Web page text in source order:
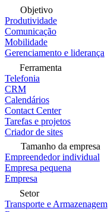
Objetivo
Produtividade
Comunicação
Mobilidade
Gerenciamento e liderança
Ferramenta
Telefonia
CRM
Calendários
Contact Center
Tarefas e projetos
Criador de sites
Tamanho da empresa
Empreendedor individual
Empresa pequena
Empresa
Setor
Transporte e Armazenagem